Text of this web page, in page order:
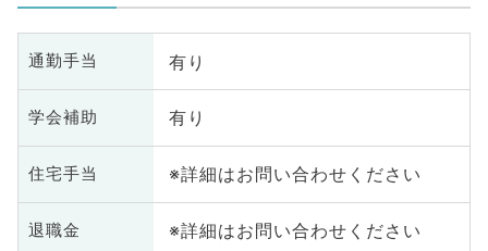
通勤手当 有り
学会補助 有り
住宅手当 ※詳細はお問い合わせください
退職金 ※詳細はお問い合わせください